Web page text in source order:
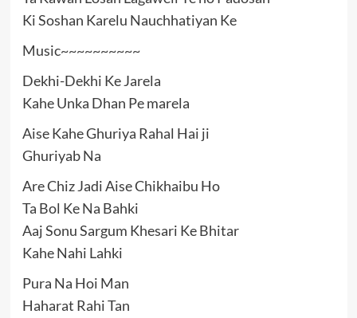
Ki Soshan Karelu Nauchhatiyan Ke
Music~~~~~~~~~~
Dekhi-Dekhi Ke Jarela
Kahe Unka Dhan Pe marela
Aise Kahe Ghuriya Rahal Hai ji
Ghuriyab Na
Are Chiz Jadi Aise Chikhaibu Ho
Ta Bol Ke Na Bahki
Aaj Sonu Sargum Khesari Ke Bhitar
Kahe Nahi Lahki
Pura Na Hoi Man
Haharat Rahi Tan